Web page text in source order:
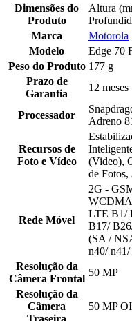
Dimensões do
Produto
Altura
Marca
Motorola
Modelo
Edge 70
Peso do Produto 177 g
Prazo de
Garantia
12 meses
Processador
Adreno
Recursos de
Foto e Vídeo
(Video),
de
Rede Móvel
2G -
WCDMA
LTE B1/
B17/
(SA /
n40/
Resolução da
Câmera Frontal
50 MP
Resolução da
Câmera
Traseira
50 MP